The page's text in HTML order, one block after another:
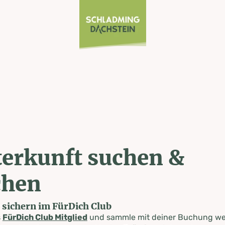
suchen &
im FürDich Club
FürDich Club Mitgliedund sammle mit deiner Buchung